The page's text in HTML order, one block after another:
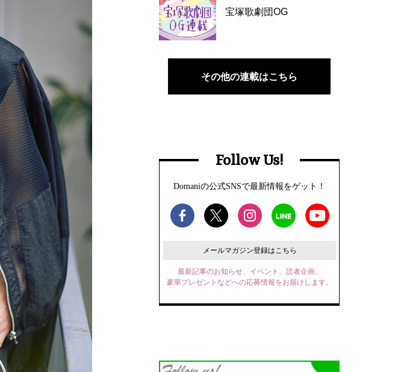
宝塚歌劇団OG
その他の連載はこちら
Follow Us!
Domaniの公式SNSで最新情報をゲット！
メールマガジン登録はこちら
最新記事のお知らせ、イベント、読者企画、
豪華プレゼントなどへの応募情報をお届けします。